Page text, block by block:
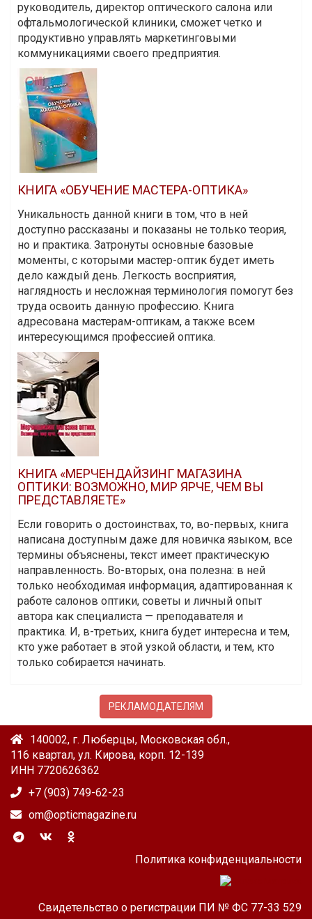
руководитель, директор оптического салона или
офтальмологической клиники, сможет четко и
продуктивно управлять маркетинговыми
коммуникациями своего предприятия.
КНИГА «ОБУЧЕНИЕ МАСТЕРА-ОПТИКА»
Уникальность данной книги в том, что в ней
доступно рассказаны и показаны не только теория,
но и практика. Затронуты основные базовые
моменты, с которыми мастер-оптик будет иметь
дело каждый день. Легкость восприятия,
наглядность и несложная терминология помогут без
труда освоить данную профессию. Книга
адресована мастерам-оптикам, а также всем
интересующимся профессией оптика.
КНИГА «МЕРЧЕНДАЙЗИНГ МАГАЗИНА
ОПТИКИ: ВОЗМОЖНО, МИР ЯРЧЕ, ЧЕМ ВЫ
ПРЕДСТАВЛЯЕТЕ»
Если говорить о достоинствах, то, во-первых, книга
написана доступным даже для новичка языком, все
термины объяснены, текст имеет практическую
направленность. Во-вторых, она полезна: в ней
только необходимая информация, адаптированная к
работе салонов оптики, советы и личный опыт
автора как специалиста — преподавателя и
практика. И, в-третьих, книга будет интересна и тем,
кто уже работает в этой узкой области, и тем, кто
только собирается начинать.
РЕКЛАМОДАТЕЛЯМ
140002, г. Люберцы, Московская обл.,
116 квартал, ул. Кирова, корп. 12-139
ИНН 7720626362
+7 (903) 749-62-23
om@opticmagazine.ru
Политика конфиденциальности
Свидетельство о регистрации ПИ № ФС 77-33 529